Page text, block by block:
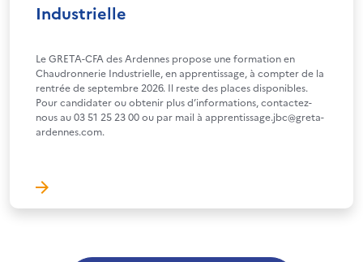
Industrielle
Le GRETA-CFA des Ardennes propose une formation en
Chaudronnerie Industrielle, en apprentissage, à compter de la
rentrée de septembre 2026. Il reste des places disponibles.
Pour candidater ou obtenir plus d’informations, contactez-
nous au 03 51 25 23 00 ou par mail à apprentissage.jbc@greta-
ardennes.com.